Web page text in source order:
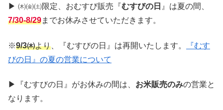
▶ ㈭㈮㈯限定、おむすび販売『むすびの日 』は夏の間、
7/30-8/29までお休みさせていただきます。
※9/3㈭より 、『むすびの日』は再開いたします。
『むす
びの日』の夏の営業について
▶『むすびの日』がお休みの間は、 お米販売のみの営業と
なります。